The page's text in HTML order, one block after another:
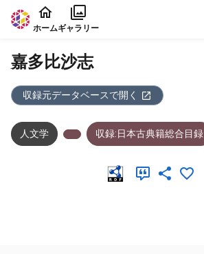
本文に飛ぶ
ホームギャラリー
嘉多比沙志
収録元データベースで開く
人文学 収録:日本古典籍総合目録